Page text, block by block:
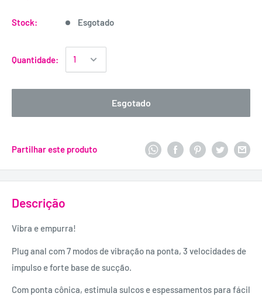
Stock: Esgotado
Quantidade:
Esgotado
Partilhar este produto
Descrição
Vibra e empurra!
Plug anal com 7 modos de vibração na ponta, 3 velocidades de
impulso e forte base de sucção.
Com ponta cônica, estimula sulcos e espessamentos para fácil